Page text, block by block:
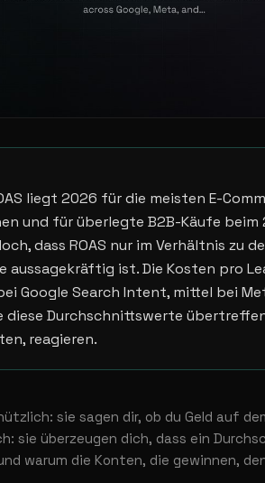
liegt 2026 für die meisten E-
und für überlegte B2B-Käufe beim
dass ROAS nur im Verhältnis zu
aussagekräftig ist. Die Kosten pro
Google Search Intent, mittel bei
diese Durchschnittswerte
reagieren.
sie sagen dir, ob du Geld auf
sie überzeugen dich, dass ein
warum die Konten, die gewinnen,